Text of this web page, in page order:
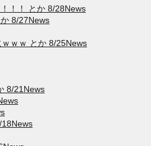
！！ とか 8/28News
8/27News
ｗｗ とか 8/25News
8/21News
18News